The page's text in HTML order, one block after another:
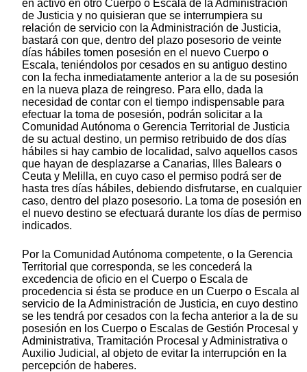
en activo en otro Cuerpo o Escala de la Administración
de Justicia y no quisieran que se interrumpiera su
relación de servicio con la Administración de Justicia,
bastará con que, dentro del plazo posesorio de veinte
días hábiles tomen posesión en el nuevo Cuerpo o
Escala, teniéndolos por cesados en su antiguo destino
con la fecha inmediatamente anterior a la de su posesión
en la nueva plaza de reingreso. Para ello, dada la
necesidad de contar con el tiempo indispensable para
efectuar la toma de posesión, podrán solicitar a la
Comunidad Autónoma o Gerencia Territorial de Justicia
de su actual destino, un permiso retribuido de dos días
hábiles si hay cambio de localidad, salvo aquellos casos
que hayan de desplazarse a Canarias, Illes Balears o
Ceuta y Melilla, en cuyo caso el permiso podrá ser de
hasta tres días hábiles, debiendo disfrutarse, en cualquier
caso, dentro del plazo posesorio. La toma de posesión en
el nuevo destino se efectuará durante los días de permiso
indicados.
Por la Comunidad Autónoma competente, o la Gerencia
Territorial que corresponda, se les concederá la
excedencia de oficio en el Cuerpo o Escala de
procedencia si ésta se produce en un Cuerpo o Escala al
servicio de la Administración de Justicia, en cuyo destino
se les tendrá por cesados con la fecha anterior a la de su
posesión en los Cuerpo o Escalas de Gestión Procesal y
Administrativa, Tramitación Procesal y Administrativa o
Auxilio Judicial, al objeto de evitar la interrupción en la
percepción de haberes.